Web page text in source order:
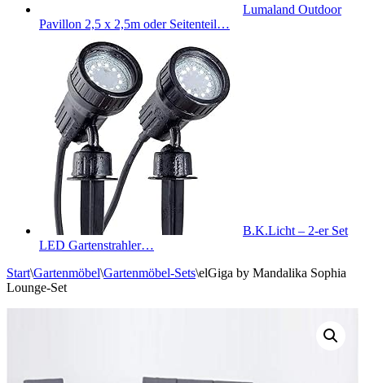
Lumaland Outdoor
Pavillon 2,5 x 2,5m oder Seitenteil…
B.K.Licht – 2-er Set
LED Gartenstrahler…
Start\Gartenmöbel\Gartenmöbel-Sets\elGiga by Mandalika Sophia
Lounge-Set